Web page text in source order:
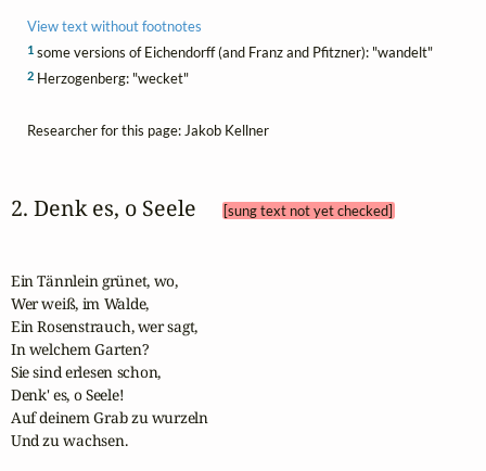
View text without footnotes
1some versions of Eichendorff (and Franz and Pfitzner): "wandelt"
2Herzogenberg: "wecket"
Researcher for this page: Jakob Kellner
2. Denk es, o Seele [sung text not yet checked]
Ein Tännlein grünet, wo,
Wer weiß, im Walde,
Ein Rosenstrauch, wer sagt,
In welchem Garten?
Sie sind erlesen schon,
Denk' es, o Seele!
Auf deinem Grab zu wurzeln
Und zu wachsen.